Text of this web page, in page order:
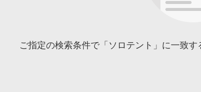
ご指定の検索条件で「ソロテント」に一致